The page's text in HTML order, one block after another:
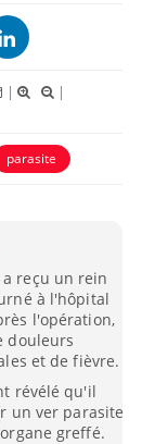
|
|
parasite
reçu un rein
à l'hôpital
l'opération,
douleurs
et de fièvre.
révélé qu'il
un ver parasite
greffé.